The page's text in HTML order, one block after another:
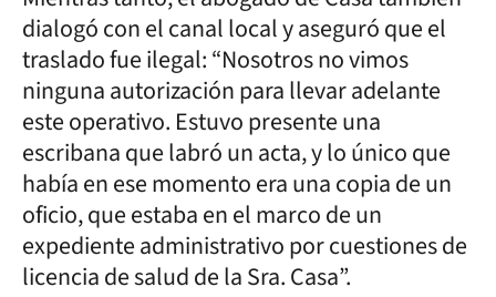
dialogó con el canal local y aseguró que el
traslado fue ilegal: “Nosotros no vimos
ninguna autorización para llevar adelante
este operativo. Estuvo presente una
escribana que labró un acta, y lo único que
había en ese momento era una copia de un
oficio, que estaba en el marco de un
expediente administrativo por cuestiones de
licencia de salud de la Sra. Casa”.